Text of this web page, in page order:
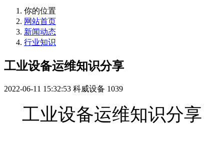
你的位置
网站首页
新闻动态
行业知识
工业设备运维知识分享
2022-06-11 15:32:53 科威设备 1039
工业设备运维知识分享